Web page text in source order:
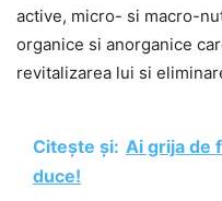
active, micro- si macro-
organice si anorganice
revitalizarea lui si
Citește și: Ai grija de
duce!